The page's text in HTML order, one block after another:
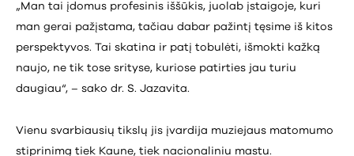
„Man tai įdomus profesinis iššūkis, juolab įstaigoje, kuri
man gerai pažįstama, tačiau dabar pažintį tęsime iš kitos
perspektyvos. Tai skatina ir patį tobulėti, išmokti kažką
naujo, ne tik tose srityse, kuriose patirties jau turiu
daugiau“, – sako dr. S. Jazavita.
Vienu svarbiausių tikslų jis įvardija muziejaus matomumo
stiprinimą tiek Kaune, tiek nacionaliniu mastu.